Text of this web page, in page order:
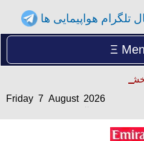
تلگرام هواپیمایی ها
ها
Friday 7 August 2026
Friday 7 August 2026